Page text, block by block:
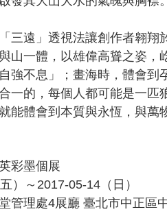
三遠」透視法讓創作者翱翔
山一體，以雄偉高聳之姿，
強不息」；畫海時，體會到
一的，每個人都可能是一匹
能體會到本質與永恆，與萬
彩墨個展
）～2017-05-14（日）
管理處4展廳 臺北市中正區